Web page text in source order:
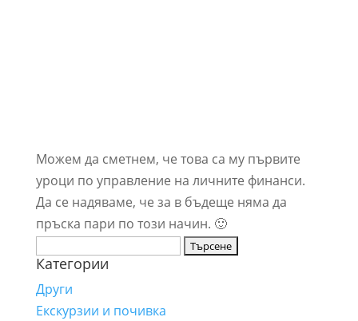
Можем да сметнем, че това са му първите
уроци по управление на личните финанси.
Да се надяваме, че за в бъдеще няма да
пръска пари по този начин. 🙂
за:
Категории
Други
Екскурзии и почивка